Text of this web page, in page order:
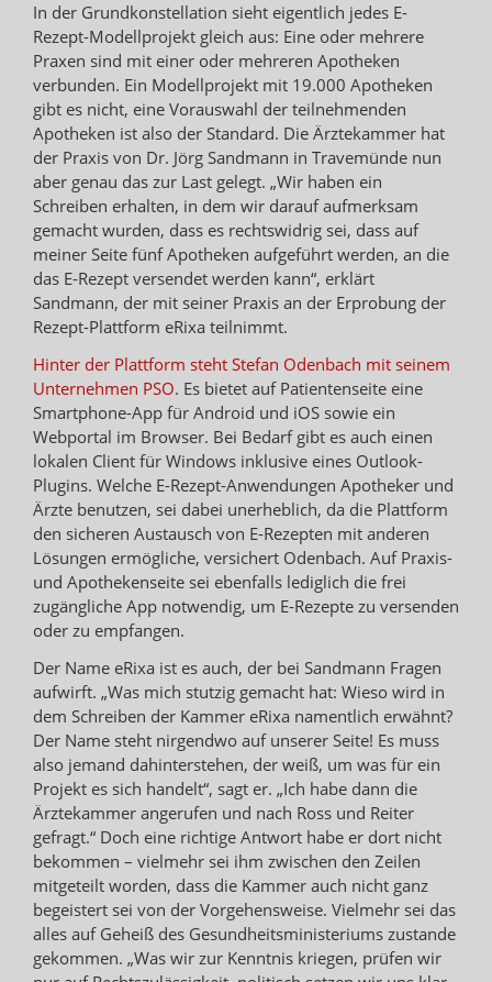
In der Grundkonstellation sieht eigentlich jedes E-
Rezept-Modellprojekt gleich aus: Eine oder mehrere
Praxen sind mit einer oder mehreren Apotheken
verbunden. Ein Modellprojekt mit 19.000 Apotheken
gibt es nicht, eine Vorauswahl der teilnehmenden
Apotheken ist also der Standard. Die Ärztekammer hat
der Praxis von Dr. Jörg Sandmann in Travemünde nun
aber genau das zur Last gelegt. „Wir haben ein
Schreiben erhalten, in dem wir darauf aufmerksam
gemacht wurden, dass es rechtswidrig sei, dass auf
meiner Seite fünf Apotheken aufgeführt werden, an die
das E-Rezept versendet werden kann“, erklärt
Sandmann, der mit seiner Praxis an der Erprobung der
Rezept-Plattform eRixa teilnimmt.
Hinter der Plattform steht Stefan Odenbach mit seinem
Unternehmen PSO. Es bietet auf Patientenseite eine
Smartphone-App für Android und iOS sowie ein
Webportal im Browser. Bei Bedarf gibt es auch einen
lokalen Client für Windows inklusive eines Outlook-
Plugins. Welche E-Rezept-Anwendungen Apotheker und
Ärzte benutzen, sei dabei unerheblich, da die Plattform
den sicheren Austausch von E-Rezepten mit anderen
Lösungen ermögliche, versichert Odenbach. Auf Praxis-
und Apothekenseite sei ebenfalls lediglich die frei
zugängliche App notwendig, um E-Rezepte zu versenden
oder zu empfangen.
Der Name eRixa ist es auch, der bei Sandmann Fragen
aufwirft. „Was mich stutzig gemacht hat: Wieso wird in
dem Schreiben der Kammer eRixa namentlich erwähnt?
Der Name steht nirgendwo auf unserer Seite! Es muss
also jemand dahinterstehen, der weiß, um was für ein
Projekt es sich handelt“, sagt er. „Ich habe dann die
Ärztekammer angerufen und nach Ross und Reiter
gefragt.“ Doch eine richtige Antwort habe er dort nicht
bekommen – vielmehr sei ihm zwischen den Zeilen
mitgeteilt worden, dass die Kammer auch nicht ganz
begeistert sei von der Vorgehensweise. Vielmehr sei das
alles auf Geheiß des Gesundheitsministeriums zustande
gekommen. „Was wir zur Kenntnis kriegen, prüfen wir